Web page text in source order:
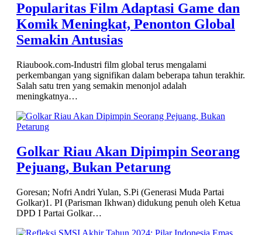
Popularitas Film Adaptasi Game dan
Komik Meningkat, Penonton Global
Semakin Antusias
Riaubook.com-Industri film global terus mengalami
perkembangan yang signifikan dalam beberapa tahun terakhir.
Salah satu tren yang semakin menonjol adalah
meningkatnya…
Golkar Riau Akan Dipimpin Seorang
Pejuang, Bukan Petarung
Goresan; Nofri Andri Yulan, S.Pi (Generasi Muda Partai
Golkar)1. PI (Parisman Ikhwan) didukung penuh oleh Ketua
DPD I Partai Golkar…